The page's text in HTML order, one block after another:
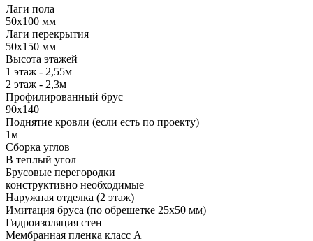
Лаги пола
50х100 мм
Лаги перекрытия
50х150 мм
Высота этажей
1 этаж - 2,55м
2 этаж - 2,3м
Профилированный брус
90х140
Поднятие кровли (если есть по проекту)
1м
Сборка углов
В теплый угол
Брусовые перегородки
конструктивно необходимые
Наружная отделка (2 этаж)
Имитация бруса (по обрешетке 25х50 мм)
Гидроизоляция стен
Мембранная пленка класс А